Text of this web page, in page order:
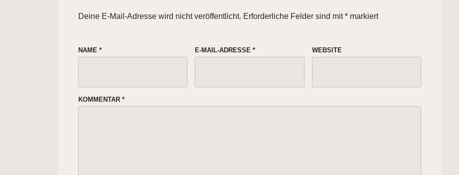
Deine E-Mail-Adresse wird nicht veröffentlicht. Erforderliche Felder sind mit* markiert
NAME * E-MAIL-ADRESSE* WEBSITE
KOMMENTAR *